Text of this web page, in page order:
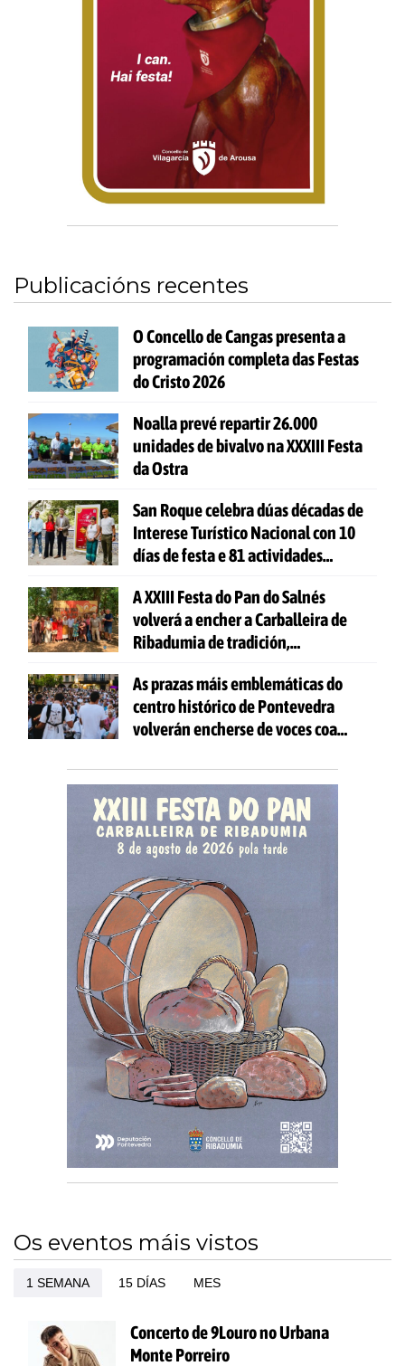
Publicacións recentes
O Concello de Cangas presenta a
programación completa das Festas
do Cristo 2026
Noalla prevé repartir 26.000
unidades de bivalvo na XXXIII Festa
da Ostra
San Roque celebra dúas décadas de
Interese Turístico Nacional con 10
días de festa e 81 actividades
A XXIII Festa do Pan do Salnés
volverá a encher a Carballeira de
Ribadumia de tradición,
todas as idades
As prazas máis emblemáticas do
centro histórico de Pontevedra
volverán encherse de voces coa
Os eventos máis vistos
1 SEMANA 15 DÍAS MES
Concerto de 9Louro no Urbana
Monte Porreiro